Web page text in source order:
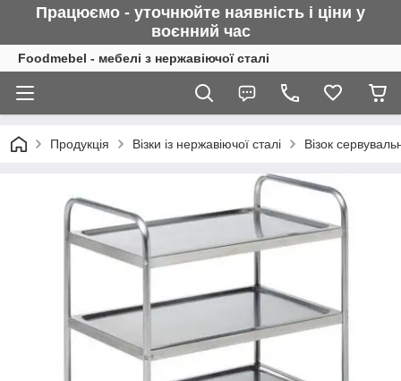
Працюємо - уточнюйте наявність і ціни у
воєнний час
Foodmebel - мебелі з нержавіючої сталі
Продукція Візки із нержавіючої сталі Візок